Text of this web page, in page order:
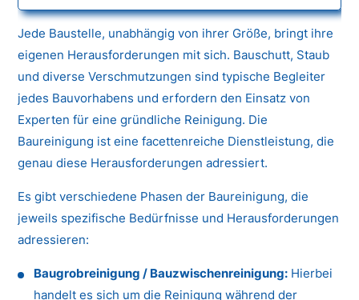
Jede Baustelle, unabhängig von ihrer Größe, bringt ihre
eigenen Herausforderungen mit sich. Bauschutt, Staub
und diverse Verschmutzungen sind typische Begleiter
jedes Bauvorhabens und erfordern den Einsatz von
Experten für eine gründliche Reinigung. Die
Baureinigung ist eine facettenreiche Dienstleistung, die
genau diese Herausforderungen adressiert.
Es gibt verschiedene Phasen der Baureinigung, die
jeweils spezifische Bedürfnisse und Herausforderungen
adressieren:
Baugrobreinigung / Bauzwischenreinigung: Hierbei
handelt es sich um die Reinigung während der